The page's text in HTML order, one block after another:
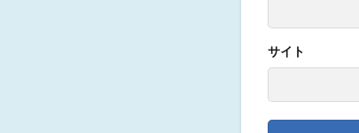
サイト